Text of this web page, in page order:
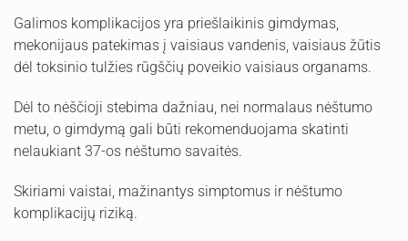
Galimos komplikacijos yra priešlaikinis gimdymas,
mekonijaus patekimas į vaisiaus vandenis, vaisiaus žūtis
dėl toksinio tulžies rūgščių poveikio vaisiaus organams.
Dėl to nėščioji stebima dažniau, nei normalaus nėštumo
metu, o gimdymą gali būti rekomenduojama skatinti
nelaukiant 37-os nėštumo savaitės.
Skiriami vaistai, mažinantys simptomus ir nėštumo
komplikacijų riziką.